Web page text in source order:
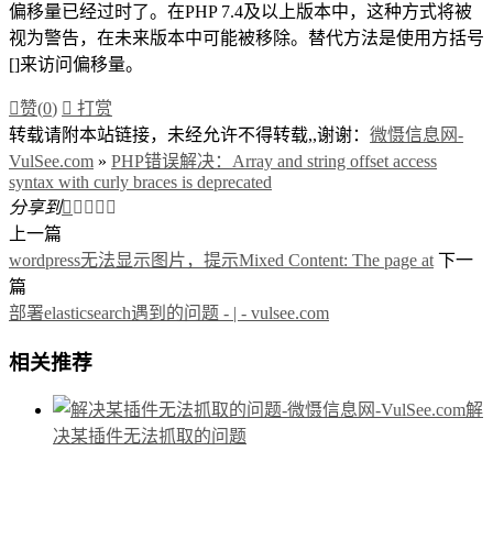
偏移量已经过时了。在PHP 7.4及以上版本中，这种方式将被
视为警告，在未来版本中可能被移除。替代方法是使用方括号
[]来访问偏移量。
赞(0)  打赏
转载请附本站链接，未经允许不得转载,,谢谢： 微慑信息网-
VulSee.com » PHP错误解决：Array and string offset access
syntax with curly braces is deprecated
分享到    
上一篇
wordpress无法显示图片，提示Mixed Content: The page at 下一
篇
部署elasticsearch遇到的问题 - | - vulsee.com
相关推荐
解
决某插件无法抓取的问题